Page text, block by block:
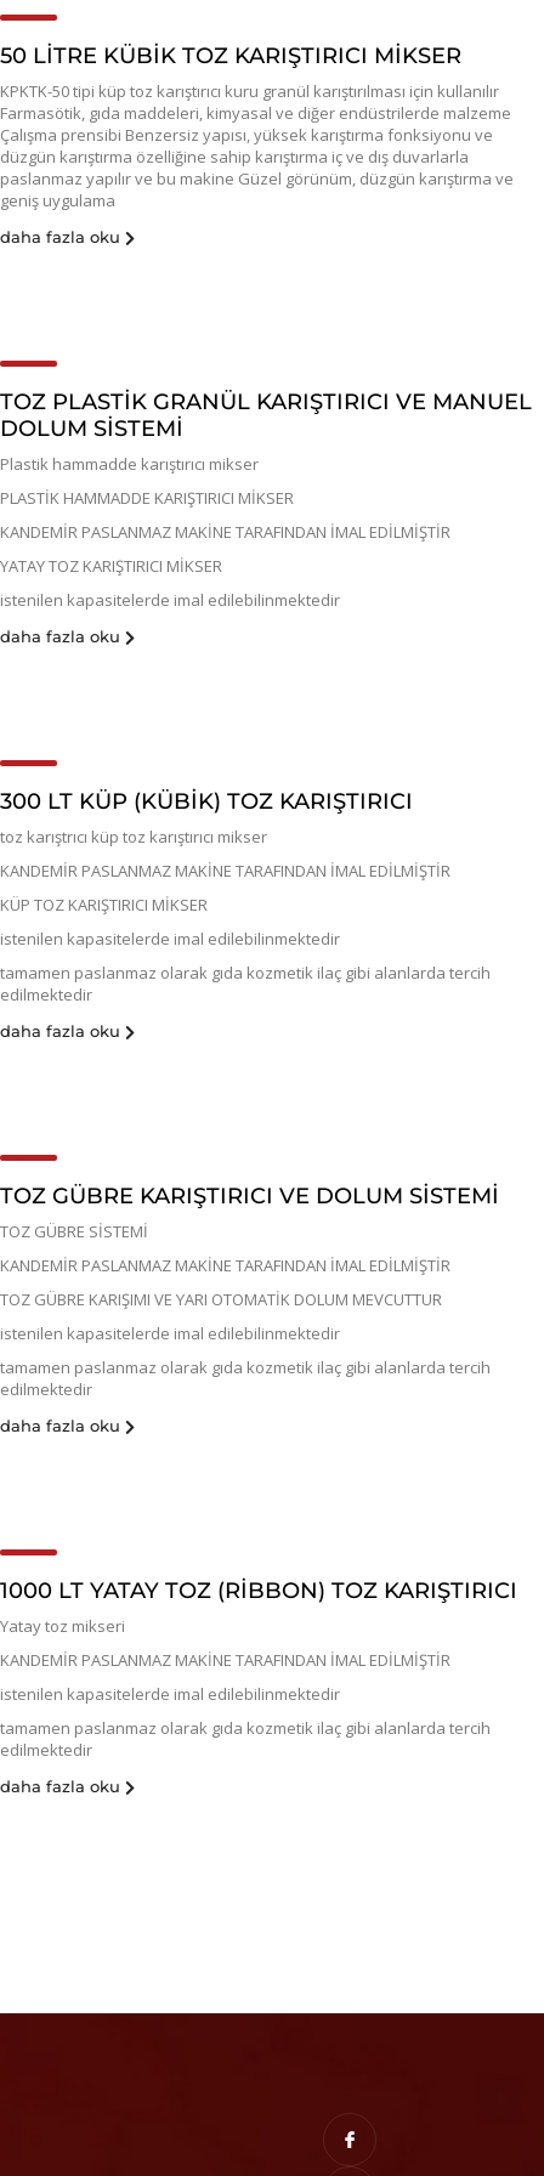
50 LİTRE KÜBİK TOZ KARIŞTIRICI MİKSER
KPKTK-50 tipi küp toz karıştırıcı kuru granül karıştırılması için kullanılır
Farmasötik, gıda maddeleri, kimyasal ve diğer endüstrilerde malzeme
Çalışma prensibi Benzersiz yapısı, yüksek karıştırma fonksiyonu ve
düzgün karıştırma özelliğine sahip karıştırma iç ve dış duvarlarla
paslanmaz yapılır ve bu makine Güzel görünüm, düzgün karıştırma ve
geniş uygulama
daha fazla oku
TOZ PLASTİK GRANÜL KARIŞTIRICI VE MANUEL
DOLUM SİSTEMİ
Plastik hammadde karıştırıcı mikser
PLASTİK HAMMADDE KARIŞTIRICI MİKSER
KANDEMİR PASLANMAZ MAKİNE TARAFINDAN İMAL EDİLMİŞTİR
YATAY TOZ KARIŞTIRICI MİKSER
istenilen kapasitelerde imal edilebilinmektedir
daha fazla oku
300 LT KÜP (KÜBIK) TOZ KARIŞTIRICI
toz karıştrıcı küp toz karıştırıcı mikser
KANDEMİR PASLANMAZ MAKİNE TARAFINDAN İMAL EDİLMİŞTİR
KÜP TOZ KARIŞTIRICI MİKSER
istenilen kapasitelerde imal edilebilinmektedir
tamamen paslanmaz olarak gıda kozmetik ilaç gibi alanlarda tercih
edilmektedir
daha fazla oku
TOZ GÜBRE KARIŞTIRICI VE DOLUM SİSTEMİ
TOZ GÜBRE SİSTEMİ
KANDEMİR PASLANMAZ MAKİNE TARAFINDAN İMAL EDİLMİŞTİR
TOZ GÜBRE KARIŞIMI VE YARI OTOMATİK DOLUM MEVCUTTUR
istenilen kapasitelerde imal edilebilinmektedir
tamamen paslanmaz olarak gıda kozmetik ilaç gibi alanlarda tercih
edilmektedir
daha fazla oku
1000 LT YATAY TOZ (RİBBON) TOZ KARIŞTIRICI
Yatay toz mikseri
KANDEMİR PASLANMAZ MAKİNE TARAFINDAN İMAL EDİLMİŞTİR
istenilen kapasitelerde imal edilebilinmektedir
tamamen paslanmaz olarak gıda kozmetik ilaç gibi alanlarda tercih
edilmektedir
daha fazla oku